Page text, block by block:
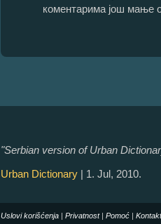
коментарима још мање
"Serbian version of Urban
Urban Dictionary | 1. Jul, 2010.
Uslovi korišćenja | Privatnost| Pomoć | Kontakt